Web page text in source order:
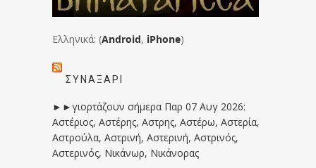
Ελληνικά: (Android, iPhone)
ΣΥΝΑΞΆΡΙ
►►γιορτάζουν σήμερα Παρ 07 Αυγ 2026:
Αστέριος, Αστέρης, Αστρης, Αστέρω, Αστερία,
Αστρούλα, Αστρινή, Αστερινή, Αστρινός,
Αστερινός, Νικάνωρ, Νικάνορας